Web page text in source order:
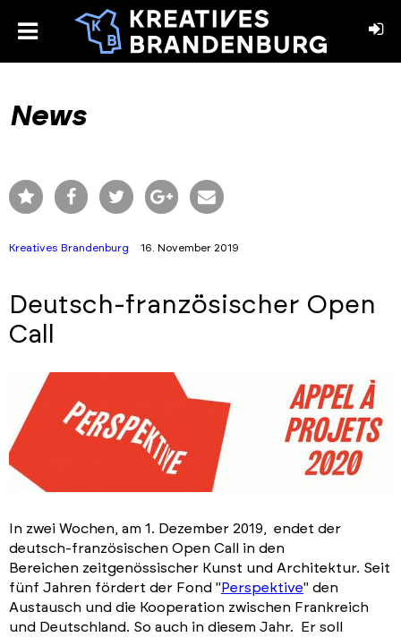
toggle
News
Kreatives Brandenburg 16. November 2019
Deutsch-französischer Open
Call
In zwei Wochen, am 1. Dezember 2019, endet der
deutsch-französischen Open Call in den
Bereichen zeitgenössischer Kunst und Architektur. Seit
fünf Jahren fördert der Fond " Perspektive" den
Austausch und die Kooperation zwischen Frankreich
und Deutschland. So auch in diesem Jahr. Er soll